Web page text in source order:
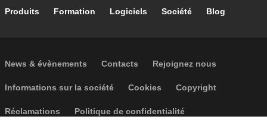
Footer main navigation
Produits Formation Logiciels Société Blog
Footer secondary navigation
News & évènements Contacts Rejoignez nous
Footer menu
Informations sur la société Cookies Copyright
Réclamations Politique de confidentialité